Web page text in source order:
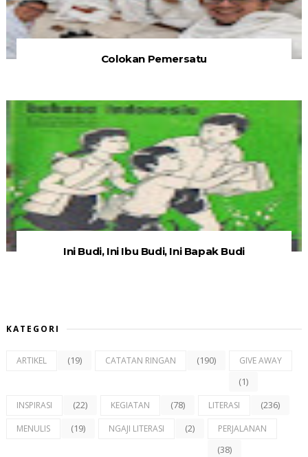
Colokan Pemersatu
Ini Budi, Ini Ibu Budi, Ini Bapak Budi
KATEGORI
ARTIKEL (19) CATATAN RINGAN (190) GIVE AWAY
(1)
INSPIRASI (22) KEGIATAN (78) LITERASI (236)
MENULIS (19) NGAJI LITERASI (2) PERJALANAN
(38)